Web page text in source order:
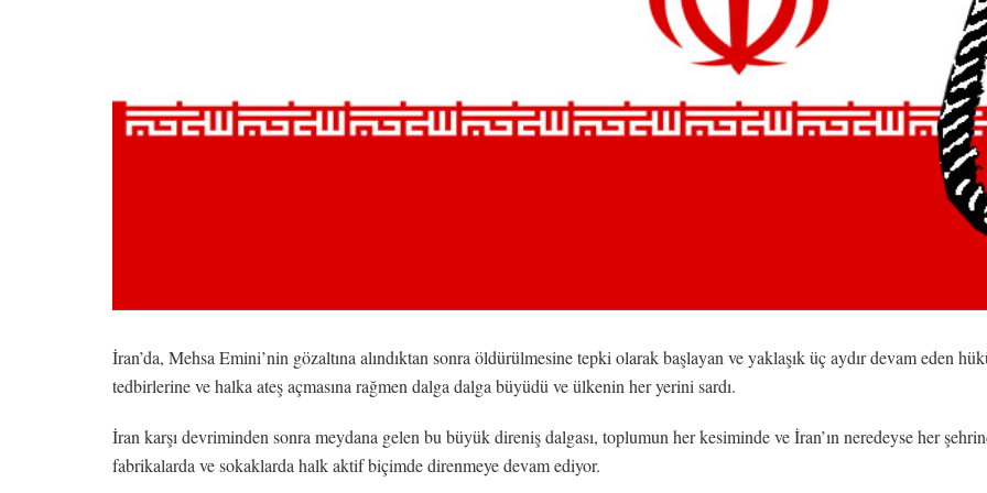
İran’da, Mehsa Emini’nin gözaltına alındıktan sonra öldürülmesine tepki olarak başlayan ve yaklaşık üç aydır devam eden
tedbirlerine ve halka ateş açmasına rağmen dalga dalga büyüdü ve ülkenin her yerini sardı.
İran karşı devriminden sonra meydana gelen bu büyük direniş dalgası, toplumun her kesiminde ve İran’ın neredeyse her
fabrikalarda ve sokaklarda halk aktif biçimde direnmeye devam ediyor.